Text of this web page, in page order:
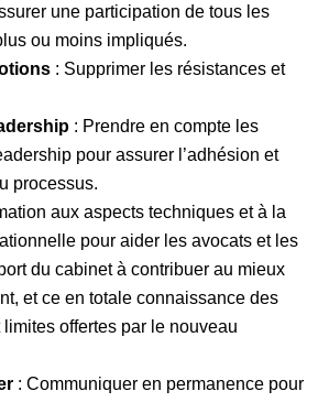
une participation de tous les
ou moins impliqués.
: Supprimer les résistances et
: Prendre en compte les
pour assurer l’adhésion et
processus.
aux aspects techniques et à la
pour aider les avocats et les
du cabinet à contribuer au mieux
et ce en totale connaissance des
offertes par le nouveau
: Communiquer en permanence pour